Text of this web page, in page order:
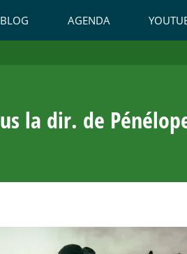
BLOG AGENDA
la dir. de